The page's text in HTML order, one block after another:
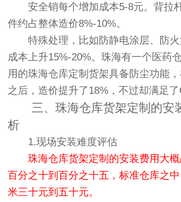
安全销每个增加成本5-8元。背拉
件约占整体造价8%-10%。
特殊处理，比如防静电涂层、防火
成本上升15%-20%。珠海有一个医药
用的珠海仓库定制货架具备防尘功能
之后，造价提升了18%，不过却满足了
三、珠海仓库货架定制的安
析
1.现场安装难度评估
珠海仓库货架定制的安装费用大概
百分之十到百分之十五，标准仓库之
米三十元到五十元。